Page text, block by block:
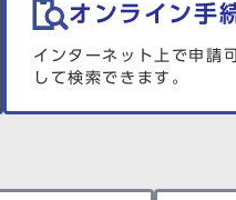
オンライン手
インターネット上で申請
して検索できます。